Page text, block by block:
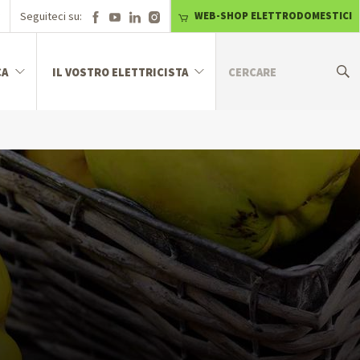
WEB-SHOP ELETTRODOMESTICI
Seguiteci su:
IL VOSTRO ELETTRICISTA